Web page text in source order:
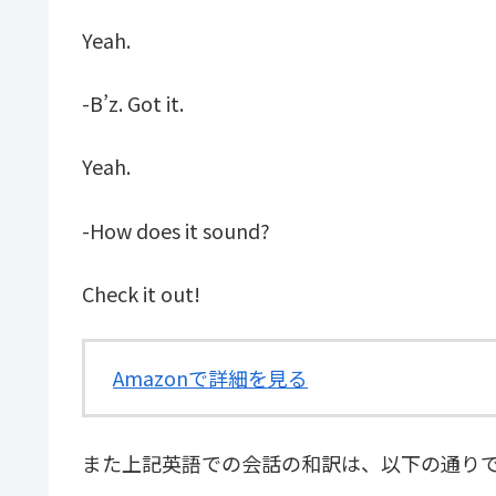
Yeah.
-B’z. Got it.
Yeah.
-How does it sound?
Check it out!
Amazonで詳細を見る
また上記英語での会話の和訳は、以下の通り